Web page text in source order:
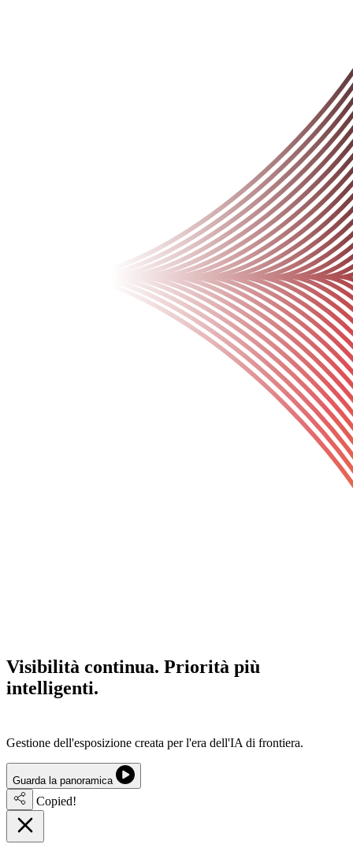
Visibilità continua. Priorità più
intelligenti.
Gestione dell'esposizione creata per l'era dell'IA di frontiera.
Guarda la panoramica
Copied!